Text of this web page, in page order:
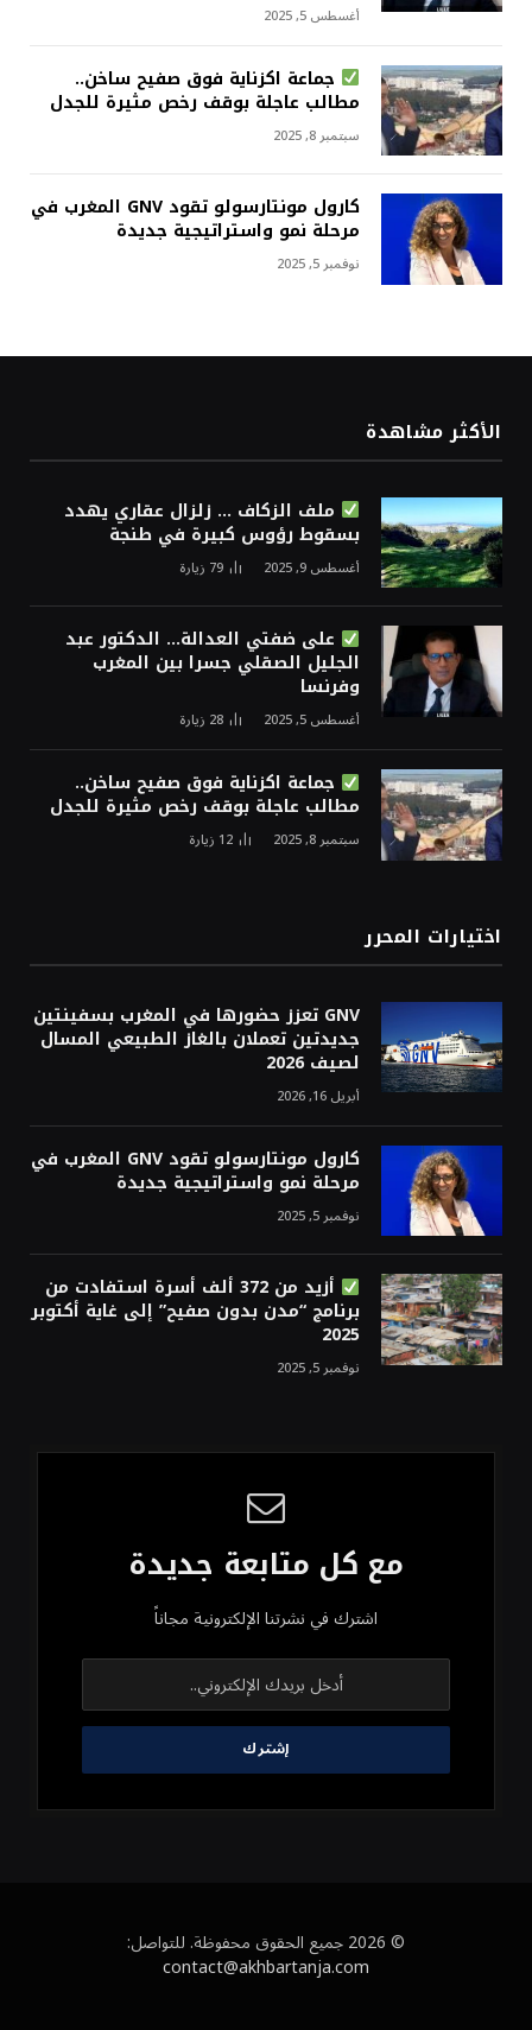
أغسطس 5, 2025
جماعة اكزناية فوق صفيح ساخن..
مطالب عاجلة بوقف رخص مثيرة للجدل
سبتمبر 8, 2025
كارول مونتارسولو تقود GNV المغرب في
مرحلة نمو واستراتيجية جديدة
نوفمبر 5, 2025
الأكثر مشاهدة
ملف الزكاف … زلزال عقاري يهدد
بسقوط رؤوس كبيرة في طنجة
أغسطس 9, 2025 79 زيارة
على ضفتي العدالة… الدكتور عبد
الجليل الصقلي جسرا بين المغرب
وفرنسا
أغسطس 5, 2025 28 زيارة
جماعة اكزناية فوق صفيح ساخن..
مطالب عاجلة بوقف رخص مثيرة للجدل
سبتمبر 8, 2025 12 زيارة
اختيارات المحرر
GNV تعزز حضورها في المغرب بسفينتين
جديدتين تعملان بالغاز الطبيعي المسال
لصيف 2026
أبريل 16, 2026
كارول مونتارسولو تقود GNV المغرب في
مرحلة نمو واستراتيجية جديدة
نوفمبر 5, 2025
أزيد من 372 ألف أسرة استفادت من
برنامج “مدن بدون صفيح” إلى غاية أكتوبر
2025
نوفمبر 5, 2025
مع كل متابعة جديدة
اشترك في نشرتنا الإلكترونية مجاناً
© 2026 جميع الحقوق محفوظة. للتواصل:
contact@akhbartanja.com